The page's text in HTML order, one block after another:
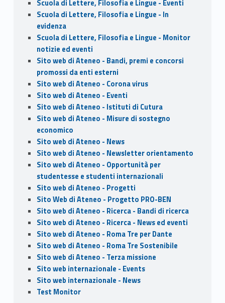
Scuola di Lettere, Filosofia e Lingue - Eventi
Scuola di Lettere, Filosofia e Lingue - In
evidenza
Scuola di Lettere, Filosofia e Lingue - Monitor
notizie ed eventi
Sito web di Ateneo - Bandi, premi e concorsi
promossi da enti esterni
Sito web di Ateneo - Corona virus
Sito web di Ateneo - Eventi
Sito web di Ateneo - Istituti di Cutura
Sito web di Ateneo - Misure di sostegno
economico
Sito web di Ateneo - News
Sito web di Ateneo - Newsletter orientamento
Sito web di Ateneo - Opportunità per
studentesse e studenti internazionali
Sito web di Ateneo - Progetti
Sito Web di Ateneo - Progetto PRO-BEN
Sito web di Ateneo - Ricerca - Bandi di ricerca
Sito web di Ateneo - Ricerca - News ed eventi
Sito web di Ateneo - Roma Tre per Dante
Sito web di Ateneo - Roma Tre Sostenibile
Sito web di Ateneo - Terza missione
Sito web internazionale - Events
Sito web internazionale - News
Test Monitor